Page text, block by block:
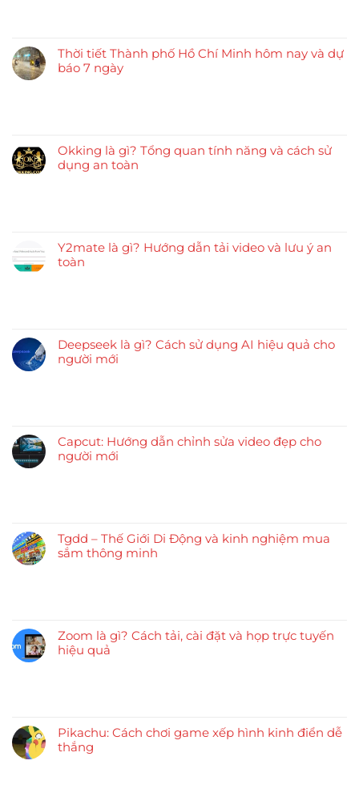
Thời tiết Thành phố Hồ Chí Minh hôm nay và dự
báo 7 ngày
Okking là gì? Tổng quan tính năng và cách sử
dụng an toàn
Y2mate là gì? Hướng dẫn tải video và lưu ý an
toàn
Deepseek là gì? Cách sử dụng AI hiệu quả cho
người mới
Capcut: Hướng dẫn chỉnh sửa video đẹp cho
người mới
Tgdd – Thế Giới Di Động và kinh nghiệm mua
sắm thông minh
Zoom là gì? Cách tải, cài đặt và họp trực tuyến
hiệu quả
Pikachu: Cách chơi game xếp hình kinh điển dễ
thắng